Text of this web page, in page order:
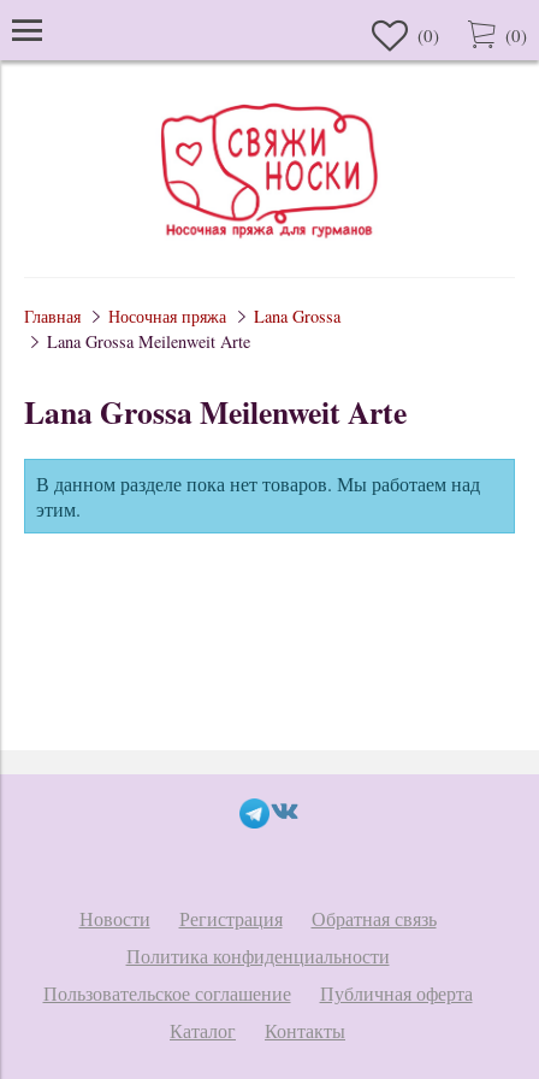
(0) (0)
Главная Носочная пряжа
Lana Grossa
Lana Grossa Meilenweit Arte
Lana Grossa Meilenweit Arte
В данном разделе пока нет товаров. Мы работаем над
этим.
Новости Регистрация
Обратная связь
Политика конфиденциальности
Пользовательское соглашение
Публичная оферта
Каталог
Контакты